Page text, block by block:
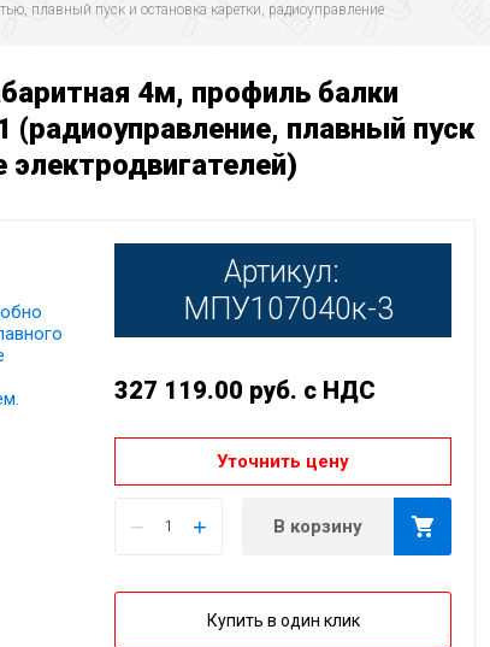
плавный пуск и остановка каретки, радиоуправление
4м, профиль балки
плавный пуск
электродвигателей)
Артикул:
МПУ107040к-3
327 119.00 руб. с НДС
Уточнить цену
− + В корзину
Купить в один клик